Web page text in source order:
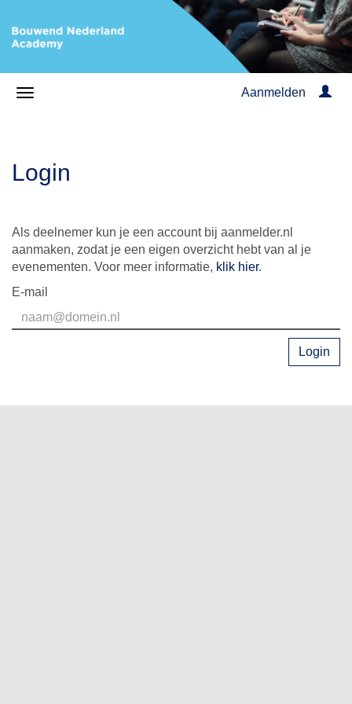
Aanmelden
Login
Als deelnemer kun je een account bij aanmelder.nl
aanmaken, zodat je een eigen overzicht hebt van al je
evenementen. Voor meer informatie, klik hier.
E-mail
Login